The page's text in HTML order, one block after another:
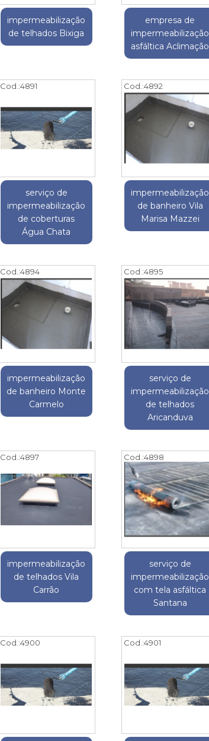
impermeabilização
de telhados Bixiga
empresa de
impermeabilização
asfáltica Aclimação
Cod.:4891
serviço de
impermeabilização
de coberturas
Água Chata
Cod.:4892
impermeabilização
de banheiro Vila
Marisa Mazzei
Cod.:4894
impermeabilização
de banheiro Monte
Carmelo
Cod.:4895
serviço de
impermeabilização
de telhados
Aricanduva
Cod.:4897
impermeabilização
de telhados Vila
Carrão
Cod.:4898
serviço de
impermeabilização
com tela asfáltica
Santana
Cod.:4900 Cod.:4901